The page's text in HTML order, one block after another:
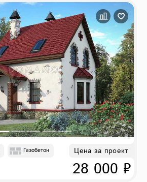
Газобетон Цена за проект
28 000 ₽